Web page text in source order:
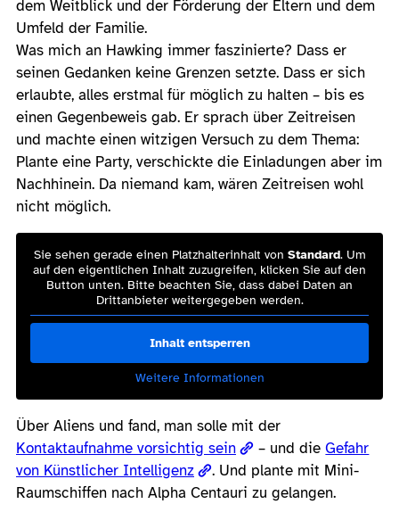
dem Weitblick und der Förderung der Eltern und dem
Umfeld der Familie.
Was mich an Hawking immer faszinierte? Dass er
seinen Gedanken keine Grenzen setzte. Dass er sich
erlaubte, alles erstmal für möglich zu halten – bis es
einen Gegenbeweis gab. Er sprach über Zeitreisen
und machte einen witzigen Versuch zu dem Thema:
Plante eine Party, verschickte die Einladungen aber im
Nachhinein. Da niemand kam, wären Zeitreisen wohl
nicht möglich.
Sie sehen gerade einen Platzhalterinhalt von Standard. Um
auf den eigentlichen Inhalt zuzugreifen, klicken Sie auf den
Button unten. Bitte beachten Sie, dass dabei Daten an
Drittanbieter weitergegeben werden.
Inhalt entsperren
Weitere Informationen
Über Aliens und fand, man solle mit der
Kontaktaufnahme vorsichtig sein
– und dieGefahr
von Künstlicher Intelligenz
. Und plante mit Mini-
Raumschiffen nach Alpha Centauri zu gelangen.